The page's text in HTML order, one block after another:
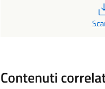
Contenuti